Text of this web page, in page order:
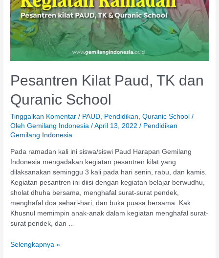
Pesantren Kilat Paud, TK dan
Quranic School
Tinggalkan Komentar / PAUD, Pendidikan,Quranic School /
OlehGemilang Indonesia/April 13, 2022/ Pendidikan
Gemilang Indonesia
Pada ramadan kali ini siswa/siswi Paud Harapan Gemilang
Indonesia mengadakan kegiatan pesantren kilat yang
dilaksanakan seminggu 3 kali pada hari senin, rabu, dan kamis.
Kegiatan pesantren ini diisi dengan kegiatan belajar berwudhu,
sholat dhuha bersama, menghafal surat-surat pendek,
menghafal doa sehari-hari, dan buka puasa bersama. Kak
Khusnul memimpin anak-anak dalam kegiatan menghafal surat-
surat pendek, dan …
Selengkapnya »